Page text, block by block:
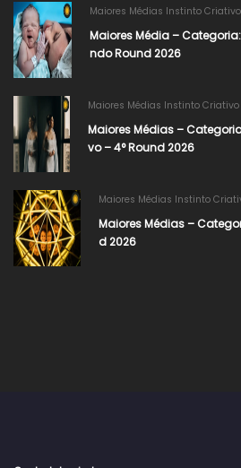
Maiores Médias Instinto Criativo
Maiores Média –
ndo Round 2026​
Maiores Médias Instinto Criativo
Maiores Médias –
vo – 4° Round 2026
Maiores Médias Instinto
Maiores Médias –
d 2026